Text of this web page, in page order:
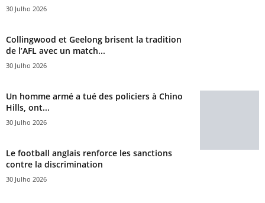
30 Julho 2026
Collingwood et Geelong brisent la tradition
de l’AFL avec un match...
30 Julho 2026
Un homme armé a tué des policiers à Chino
Hills, ont...
30 Julho 2026
Le football anglais renforce les sanctions
contre la discrimination
30 Julho 2026